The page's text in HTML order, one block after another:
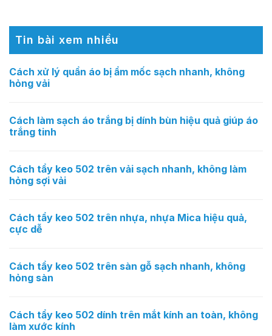
Tin bài xem nhiều
Cách xử lý quần áo bị ẩm mốc sạch nhanh, không
hỏng vải
Cách làm sạch áo trắng bị dính bùn hiệu quả giúp áo
trắng tinh
Cách tẩy keo 502 trên vải sạch nhanh, không làm
hỏng sợi vải
Cách tẩy keo 502 trên nhựa, nhựa Mica hiệu quả,
cực dễ
Cách tẩy keo 502 trên sàn gỗ sạch nhanh, không
hỏng sàn
Cách tẩy keo 502 dính trên mắt kính an toàn, không
làm xước kính